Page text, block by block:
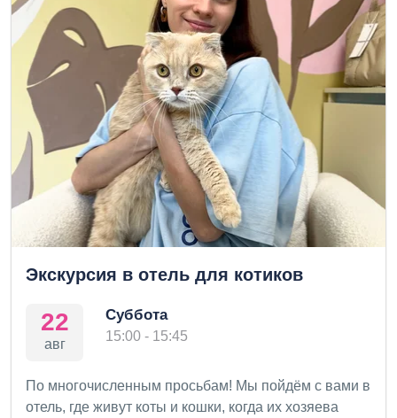
Экскурсия в отель для котиков
22
авг
Суббота
15:00 - 15:45
По многочисленным просьбам! Мы пойдём с вами в
отель, где живут коты и кошки, когда их хозяева